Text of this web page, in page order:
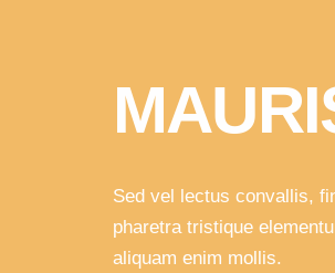
Sed vel lectus convallis,
pharetra tristique
aliquam enim mollis.